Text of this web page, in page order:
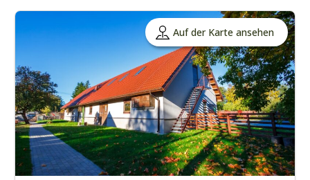
Auf der Karte ansehen